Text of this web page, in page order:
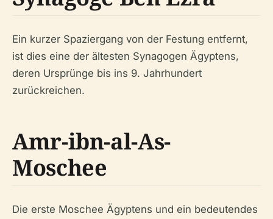
Ein kurzer Spaziergang von der Festung entfernt,
ist dies eine der ältesten Synagogen Ägyptens,
deren Ursprünge bis ins 9. Jahrhundert
zurückreichen.
Amr-ibn-al-As-
Moschee
Die erste Moschee Ägyptens und ein bedeutendes